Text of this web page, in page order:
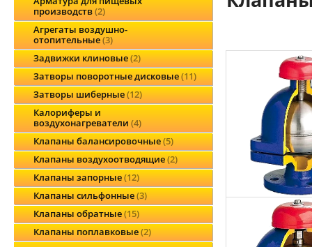
производств 2
Агрегаты воздушно-
отопительные 3
Задвижки клиновые 2
Затворы поворотные дисковые 11
Затворы шиберные 12
Калориферы и
воздухонагреватели 4
Клапаны балансировочные 5
Клапаны воздухоотводящие 2
Клапаны запорные 12
Клапаны сильфонные 3
Клапаны обратные 15
Клапаны поплавковые 2